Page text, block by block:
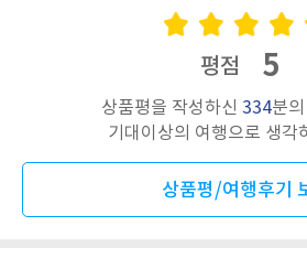
평점 5
상품평을 작성하신 334분
기대이상의 여행으로 생각
상품평/여행후기